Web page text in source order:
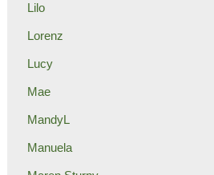
Lilo
Lorenz
Lucy
Mae
MandyL
Manuela